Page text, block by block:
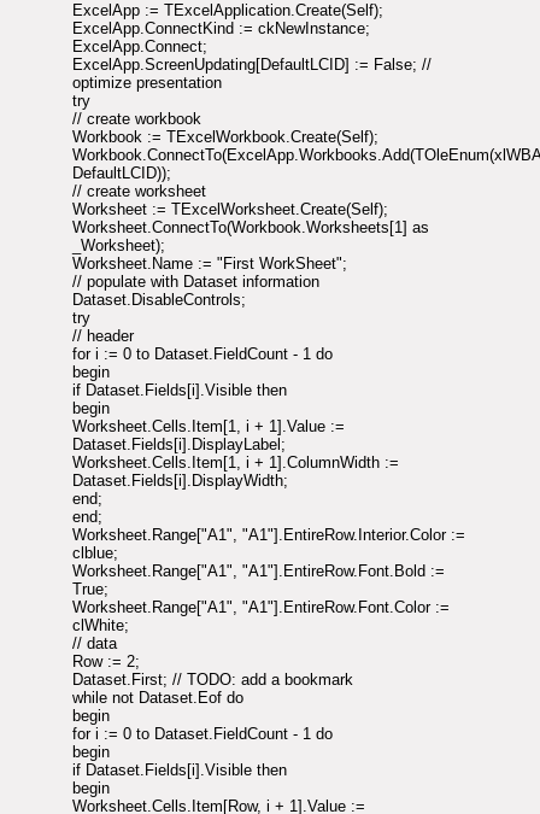
ExcelApp := TExcelApplication.Create(Self);
ExcelApp.ConnectKind := ckNewInstance;
ExcelApp.Connect;
ExcelApp.ScreenUpdating[DefaultLCID] := False; //
optimize presentation
try
// create workbook
Workbook := TExcelWorkbook.Create(Self);
DefaultLCID));
// create worksheet
Worksheet := TExcelWorksheet.Create(Self);
Worksheet.ConnectTo(Workbook.Worksheets[1] as
_Worksheet);
Worksheet.Name := "First WorkSheet";
// populate with Dataset information
Dataset.DisableControls;
try
// header
for i := 0 to Dataset.FieldCount - 1 do
begin
if Dataset.Fields[i].Visible then
begin
Worksheet.Cells.Item[1, i + 1].Value :=
Dataset.Fields[i].DisplayLabel;
Worksheet.Cells.Item[1, i + 1].ColumnWidth :=
Dataset.Fields[i].DisplayWidth;
end;
end;
Worksheet.Range["A1", "A1"].EntireRow.Interior.Color :=
clblue;
Worksheet.Range["A1", "A1"].EntireRow.Font.Bold :=
True;
Worksheet.Range["A1", "A1"].EntireRow.Font.Color :=
clWhite;
// data
Row := 2;
Dataset.First; // TODO: add a bookmark
while not Dataset.Eof do
begin
for i := 0 to Dataset.FieldCount - 1 do
begin
if Dataset.Fields[i].Visible then
begin
Worksheet.Cells.Item[Row, i + 1].Value :=